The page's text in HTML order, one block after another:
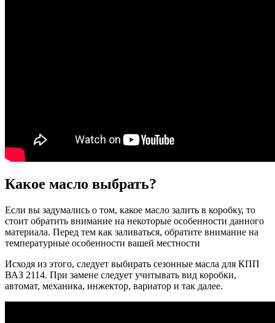
Какое масло выбрать?
Если вы задумались о том, какое масло залить в коробку, то
стоит обратить внимание на некоторые особенности данного
материала. Перед тем как заливаться, обратите внимание на
температурные особенности вашей местности
Исходя из этого, следует выбирать сезонные масла для КПП
ВАЗ 2114. При замене следует учитывать вид коробки,
автомат, механика, инжектор, вариатор и так далее.